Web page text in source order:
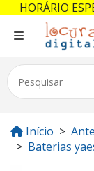
Início
Baterias
HORÁRIO